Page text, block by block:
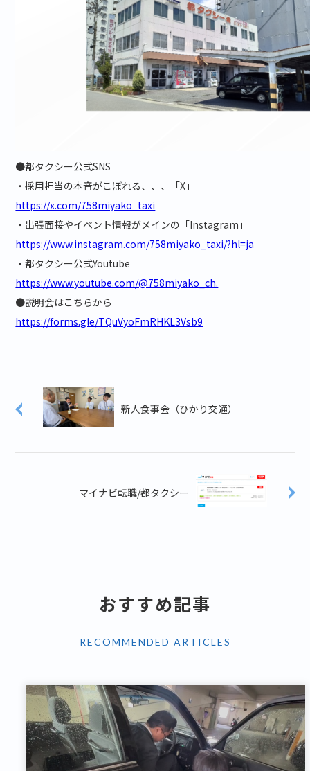
●都タクシー公式SNS
・採用担当の本音がこぼれる、、、「X」
https://x.com/758miyako_taxi
・出張面接やイベント情報がメインの「Instagram」
https://www.instagram.com/758miyako_taxi/?hl=ja
・都タクシー公式Youtube
https://www.youtube.com/@758miyako_ch.
●説明会はこちらから
https://forms.gle/TQuVyoFmRHKL3Vsb9
新人食事会（ひかり交通）
マイナビ転職/都タクシー
おすすめ記事
RECOMMENDED ARTICLES